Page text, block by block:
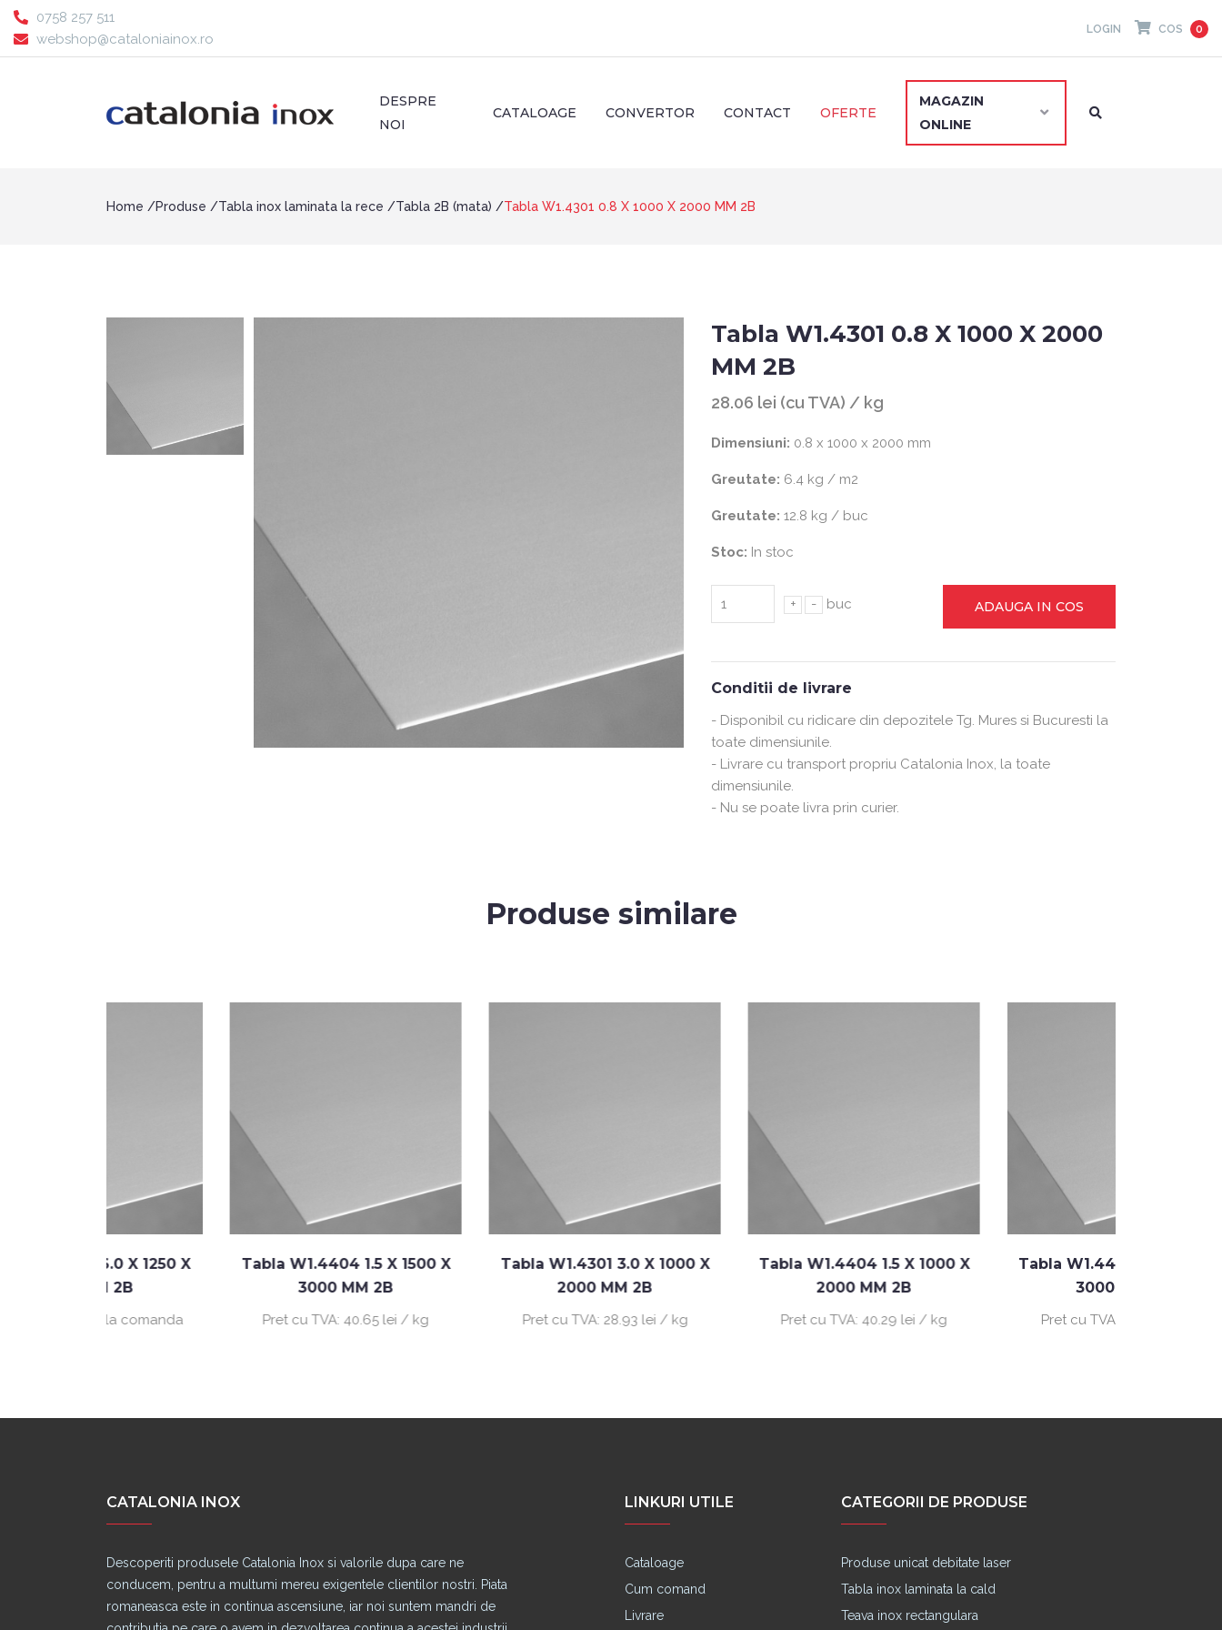
0758 257 511
webshop@cataloniainox.ro
LOGIN COS 0
DESPRE
NOI
CATALOAGE CONVERTOR CONTACT OFERTE
MAGAZIN
ONLINE
Home Produse Tabla inox laminata la rece Tabla 2B (mata) Tabla W1.4301 0.8 X 1000 X 2000 MM 2B
Tabla W1.4301 0.8 X 1000 X 2000
MM 2B
28.06 lei (cu TVA) / kg
Dimensiuni: 0.8 x 1000 x 2000 mm
Greutate: 6.4 kg / m2
Greutate: 12.8 kg / buc
Stoc: In stoc
+ - buc ADAUGA IN COS
Conditii de livrare
- Disponibil cu ridicare din depozitele Tg. Mures si Bucuresti la
toate dimensiunile.
- Livrare cu transport propriu Catalonia Inox, la toate
dimensiunile.
- Nu se poate livra prin curier.
Produse similare
Tabla W1.4404 1.5 X 1500 X
Pret cu TVA: 40.65 lei / kg
Tabla W1.4301 3.0 X 1000 X
Pret cu TVA: 28.93 lei / kg
Tabla W1.4404 1.5 X 1000 X
Pret cu TVA: 40.29 lei / kg
Tabla W1.4404 1.0 X 1500 X
Pret cu TVA: 44.55 lei / kg
CATALONIA INOX
Descoperiti produsele Catalonia Inox si valorile dupa care ne
conducem, pentru a multumi mereu exigentele clientilor nostri. Piata
romaneasca este in continua ascensiune, iar noi suntem mandri de
LINKURI UTILE
Cataloage
Cum comand
Livrare
CATEGORII DE PRODUSE
Produse unicat debitate laser
Tabla inox laminata la cald
Teava inox rectangulara